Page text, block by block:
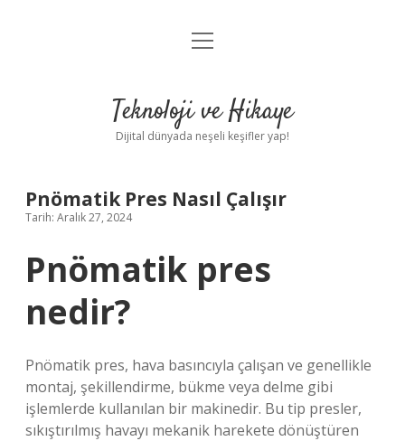
Anasayfa
Yasal Uyarı
menüyü
Teknoloji ve Hikaye
Dijital dünyada neşeli keşifler yap!
Pnömatik Pres Nasıl Çalışır
Tarih: Aralık 27, 2024
Pnömatik pres
nedir?
Pnömatik pres, hava basıncıyla çalışan ve genellikle
montaj, şekillendirme, bükme veya delme gibi
işlemlerde kullanılan bir makinedir. Bu tip presler,
sıkıştırılmış havayı mekanik harekete dönüştüren